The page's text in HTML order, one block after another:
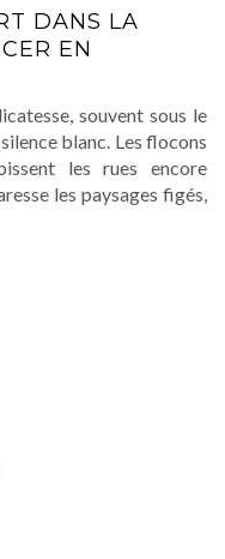
DANS LA
EN
souvent sous le
blanc. Les flocons
les rues encore
les paysages figés,